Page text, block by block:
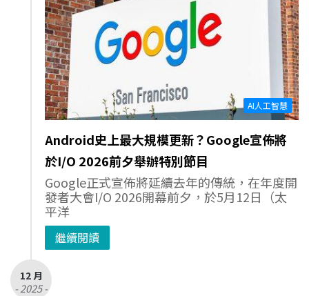
AI人工智慧
Android史上最大規模更新？Google宣佈將
於I/O 2026前夕舉辦特別節目
Google正式宣佈將延續去年的傳統，在年度開
發者大會I/O 2026開幕前夕，於5月12日（太
平洋
繼續閱讀
12 月
- 2025 -